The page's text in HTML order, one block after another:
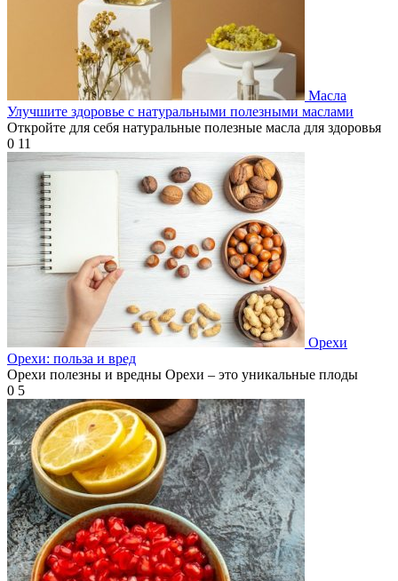
Масла
Улучшите здоровье с натуральными полезными маслами
Откройте для себя натуральные полезные масла для здоровья
0 11
Орехи
Орехи: польза и вред
Орехи полезны и вредны Орехи – это уникальные плоды
0 5